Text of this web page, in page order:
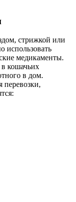
стрижкой или
использовать
медикаменты.
кошачьих
в дом.